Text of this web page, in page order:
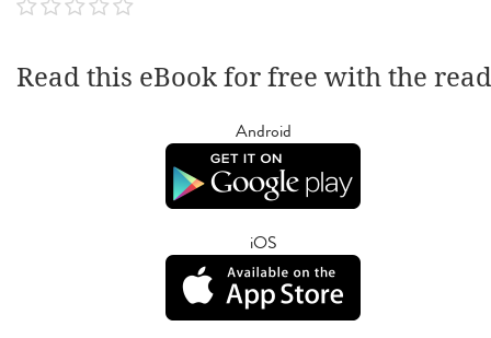
Read this eBook for free with the
Android
iOS